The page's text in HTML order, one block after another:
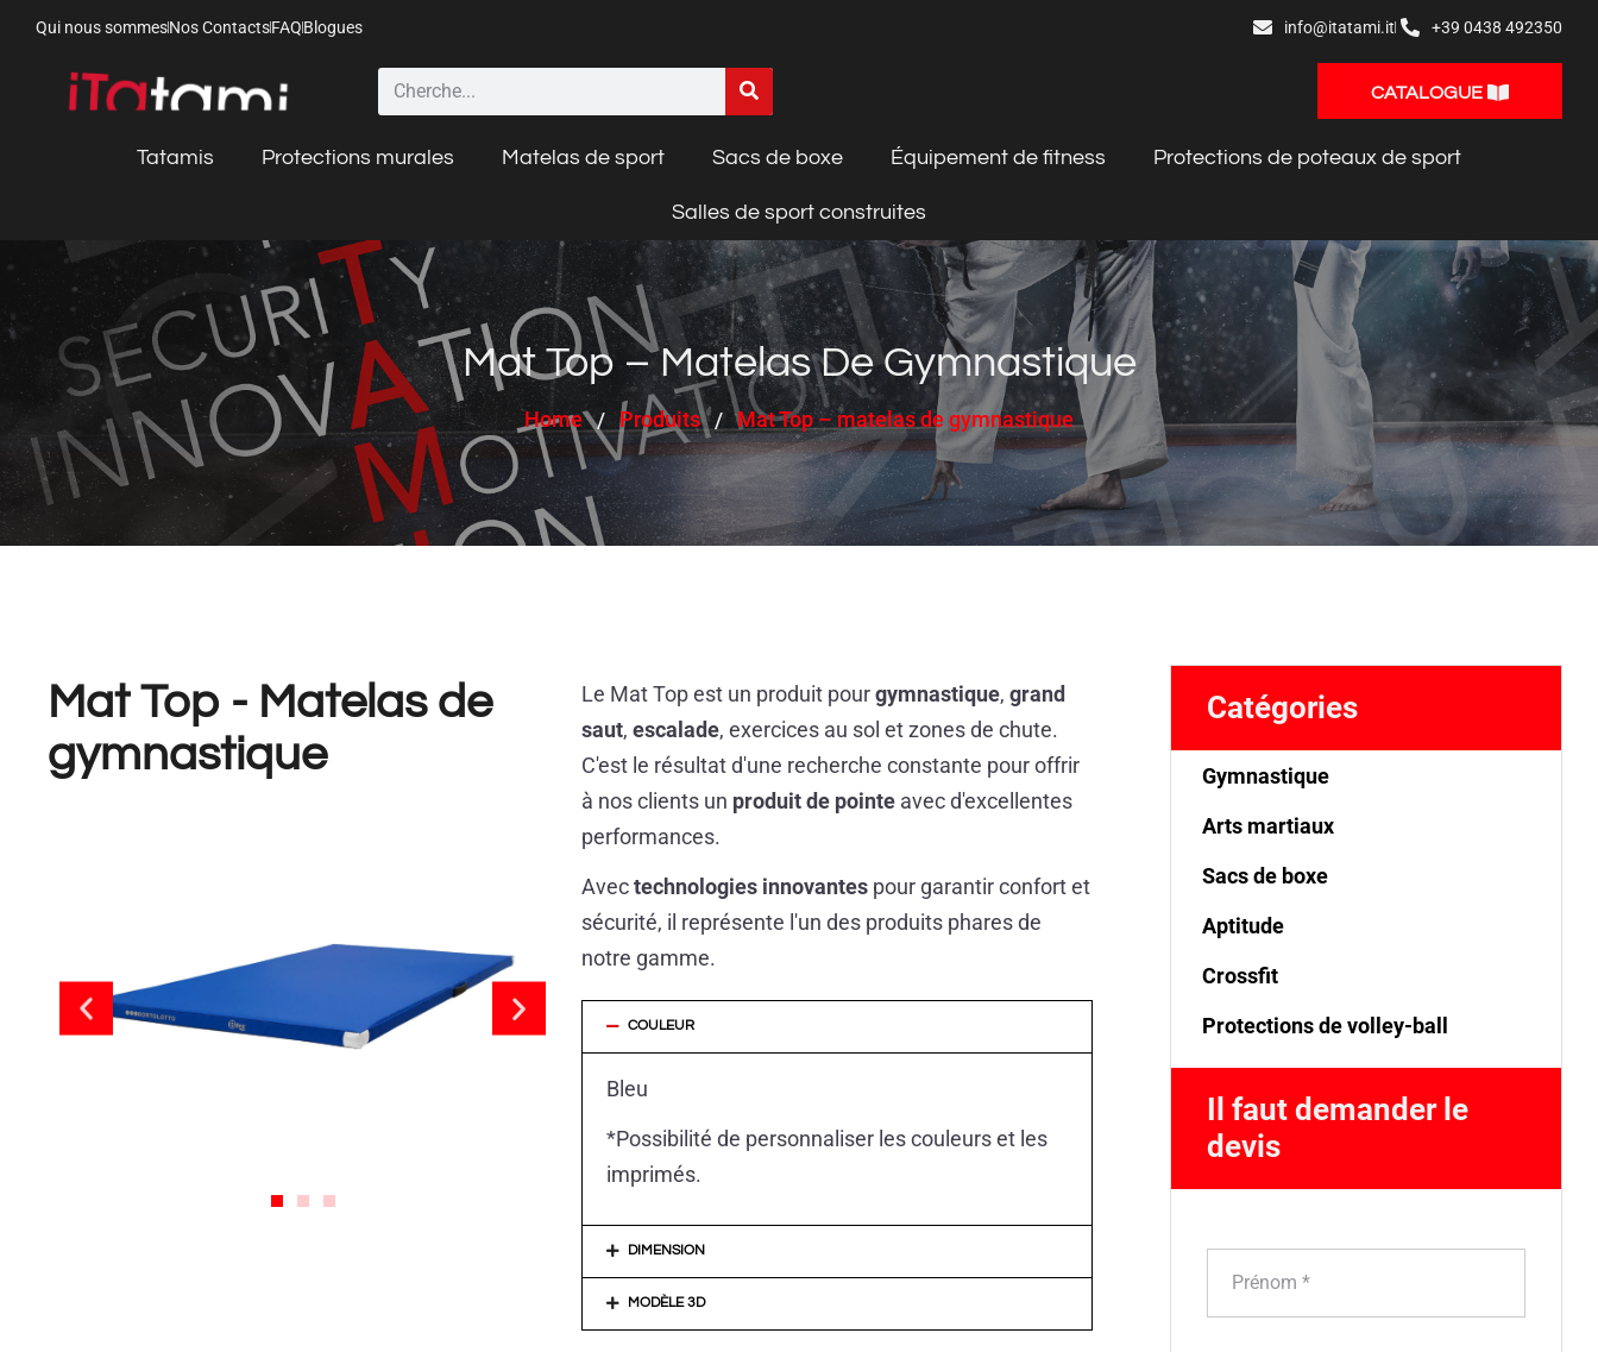
Qui nous sommesNos ContactsFAQBlogues info@itatami.it +39 0438 492350
CATALOGUE
Tatamis Protections murales Matelas de sport Sacs de boxe Équipement de fitness Protections de poteaux de sport
Salles de sport construites
Mat Top – Matelas De Gymnastique
Home Produits Mat Top – matelas de gymnastique
Catégories
Gymnastique
Arts martiaux
Sacs de boxe
Aptitude
Crossfit
Protections de volley-ball
Il faut demander le
devis
Mat Top - Matelas de
gymnastique
Le Mat Top est un produit pourgymnastique,grand
saut,escalade, exercices au sol et zones de chute.
C'est le résultat d'une recherche constante pour offrir
à nos clients un produit de pointe avec d'excellentes
performances.
Avectechnologies innovantes pour garantir confort et
sécurité, il représente l'un des produits phares de
notre gamme.
COULEUR
Bleu
*Possibilité de personnaliser les couleurs et les
imprimés.
DIMENSION
MODÈLE 3D